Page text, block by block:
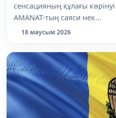
сенсацияның құлағы
AMANAT-тың саяси нек...
18 маусым 2026